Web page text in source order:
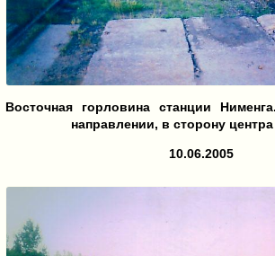
Восточная горловина станции
направлении, в сторону
10.06.2005